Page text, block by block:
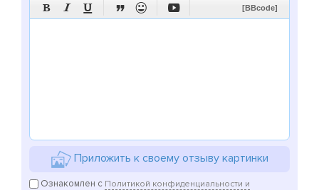
      [BBcode]
Приложить к своему отзыву картинки
Ознакомлен с Политикой конфиденциальности и